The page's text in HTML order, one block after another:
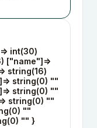
int(30)
["name"]=>
string(16)
string(0) ""
string(0) ""
string(0) ""
""
"" }